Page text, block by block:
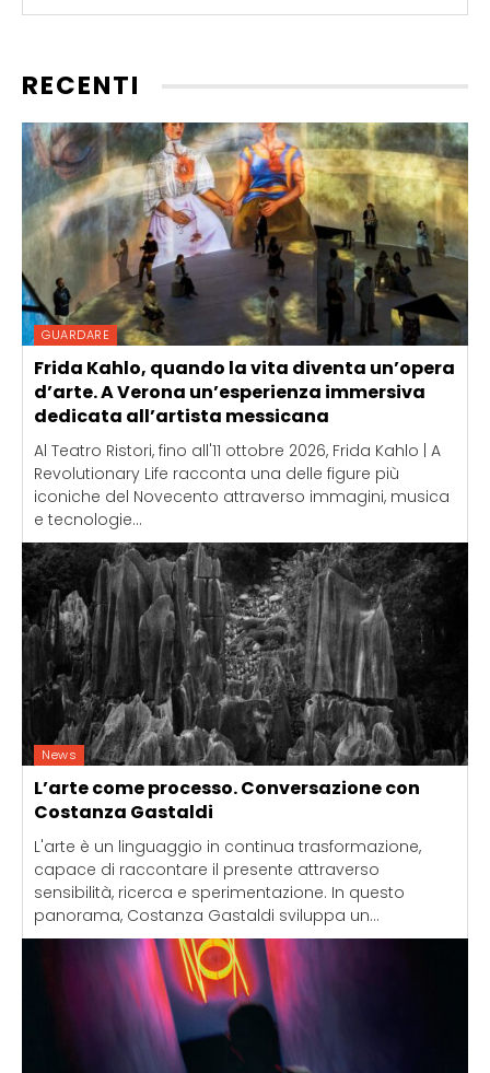
RECENTI
GUARDARE
Frida Kahlo, quando la vita diventa un’opera
d’arte. A Verona un’esperienza immersiva
dedicata all’artista messicana
Al Teatro Ristori, fino all'11 ottobre 2026, Frida Kahlo | A
Revolutionary Life racconta una delle figure più
iconiche del Novecento attraverso immagini, musica
e tecnologie...
News
L’arte come processo. Conversazione con
Costanza Gastaldi
L'arte è un linguaggio in continua trasformazione,
capace di raccontare il presente attraverso
sensibilità, ricerca e sperimentazione. In questo
panorama, Costanza Gastaldi sviluppa un...